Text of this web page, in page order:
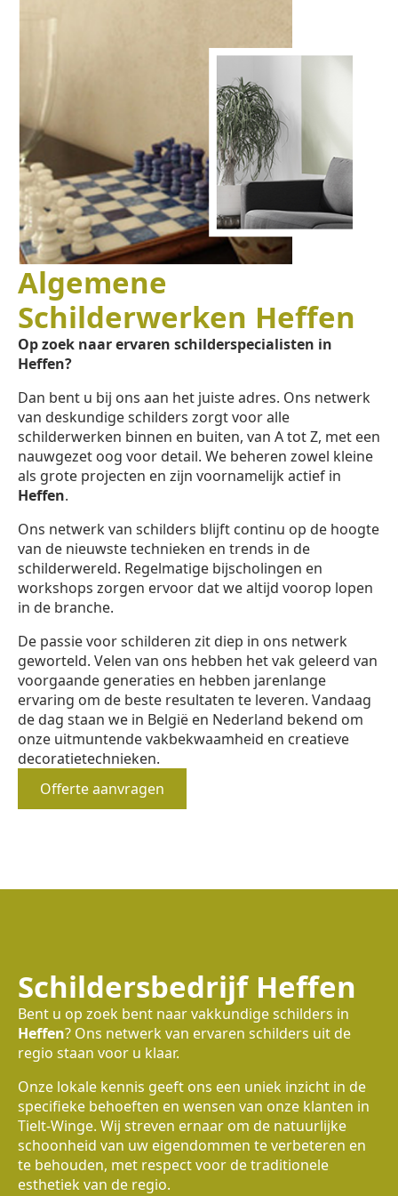
Algemene
Schilderwerken Heffen
Op zoek naar ervaren schilderspecialisten in
Heffen?
Dan bent u bij ons aan het juiste adres. Ons netwerk
van deskundige schilders zorgt voor alle
schilderwerken binnen en buiten, van A tot Z, met een
nauwgezet oog voor detail. We beheren zowel kleine
als grote projecten en zijn voornamelijk actief in
Heffen.
Ons netwerk van schilders blijft continu op de hoogte
van de nieuwste technieken en trends in de
schilderwereld. Regelmatige bijscholingen en
workshops zorgen ervoor dat we altijd voorop lopen
in de branche.
De passie voor schilderen zit diep in ons netwerk
geworteld. Velen van ons hebben het vak geleerd van
voorgaande generaties en hebben jarenlange
ervaring om de beste resultaten te leveren. Vandaag
de dag staan we in België en Nederland bekend om
onze uitmuntende vakbekwaamheid en creatieve
decoratietechnieken.
Offerte aanvragen
Schildersbedrijf Heffen
Bent u op zoek bent naar vakkundige schilders in
Heffen? Ons netwerk van ervaren schilders uit de
regio staan voor u klaar.
Onze lokale kennis geeft ons een uniek inzicht in de
specifieke behoeften en wensen van onze klanten in
Tielt-Winge. Wij streven ernaar om de natuurlijke
schoonheid van uw eigendommen te verbeteren en
te behouden, met respect voor de traditionele
esthetiek van de regio.